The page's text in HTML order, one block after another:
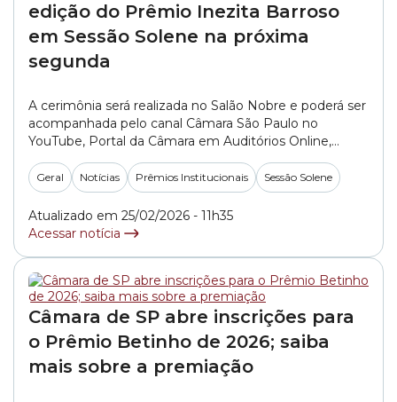
edição do Prêmio Inezita Barroso
em Sessão Solene na próxima
segunda
A cerimônia será realizada no Salão Nobre e poderá ser
acompanhada pelo canal Câmara São Paulo no
YouTube, Portal da Câmara em Auditórios Online,
redes sociais e pelo canal 8.3 (TV aberta digital).
Geral Notícias Prêmios Institucionais Sessão Solene
Atualizado em 25/02/2026 - 11h35
Acessar notícia
Câmara de SP abre inscrições para
o Prêmio Betinho de 2026; saiba
mais sobre a premiação